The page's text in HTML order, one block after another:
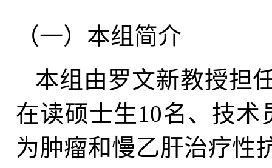
（一）本组简介
本组由罗文新教授担
在读硕士生10名、技
为肿瘤和慢乙肝治疗性